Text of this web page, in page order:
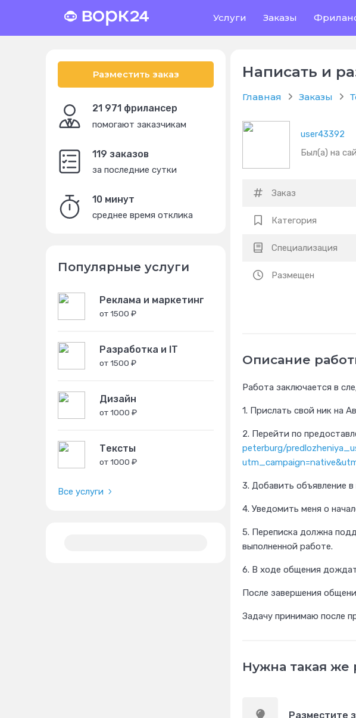
Услуги Заказы
Разместить заказ
21 971 фрилансер
помогают заказчикам
119 заказов
за последние сутки
10 минут
среднее время отклика
Популярные услуги
Реклама и маркетинг
от 1500 ₽
Разработка и IT
от 1500 ₽
Дизайн
от 1000 ₽
Тексты
от 1000 ₽
Все услуги
Написать и
Главная Заказы
user43392
Был(а) на
Заказ
Категория
Специализация
Размещен
Описание
Работа заключается в
1. Прислать свой ник на
2. Перейти по
peterburg/
3. Добавить объявление в
4. Уведомить меня о
5. Переписка должна
выполненной работе.
6. В ходе общения
После завершения
Задачу принимаю после
Нужна такая же
Разместите